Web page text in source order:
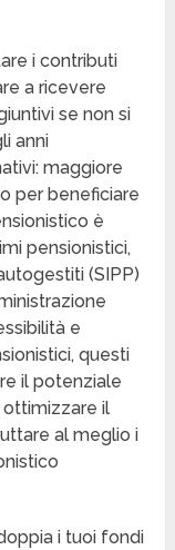
i contributi
a ricevere
se non si
anni
maggiore
per beneficiare
è
pensionistici,
(SIPP)
e
questi
il potenziale
ottimizzare il
al meglio i
i tuoi fondi